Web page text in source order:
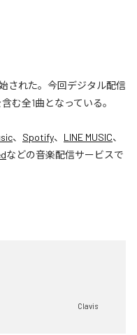
された。今回デジタル配信
む全1曲となっている。
、 Spotify、 LINE MUSIC、
などの音楽配信サービスで
Clavis